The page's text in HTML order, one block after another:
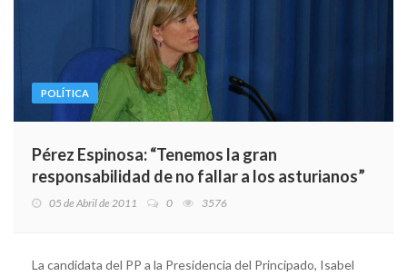
POLÍTICA
Pérez Espinosa: “Tenemos la gran
responsabilidad de no fallar a los asturianos”
05 de Abril de 2011 0 3576
La candidata del PP a la Presidencia del Principado, Isabel